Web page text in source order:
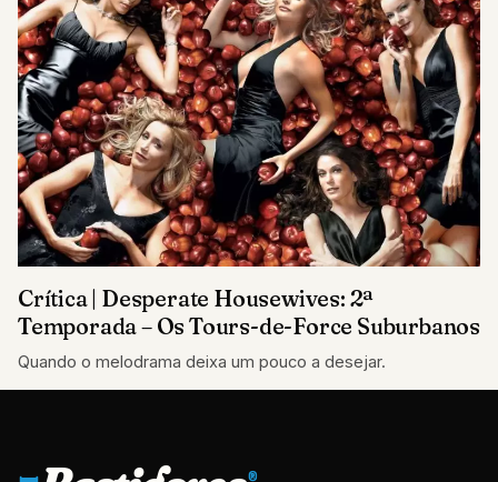
Crítica | Desperate Housewives: 2ª
Temporada – Os Tours-de-Force Suburbanos
Quando o melodrama deixa um pouco a desejar.
®